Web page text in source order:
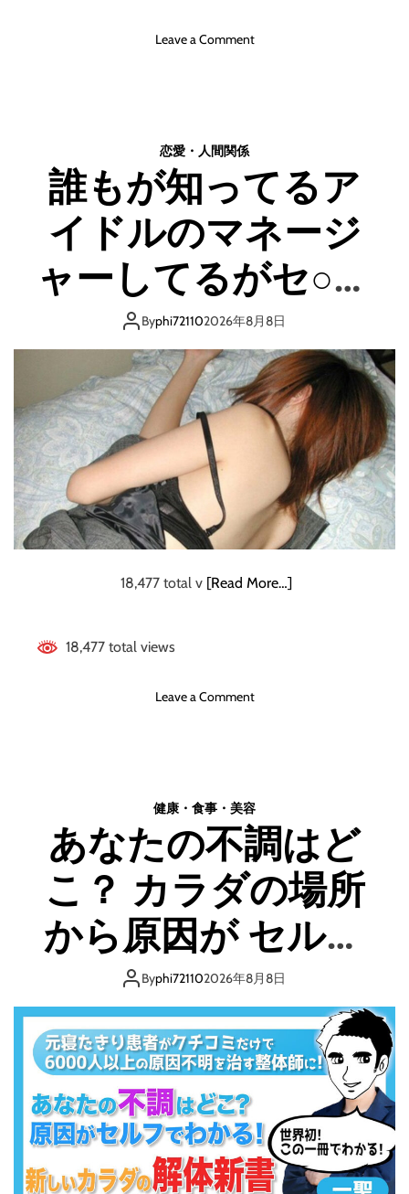
Leave a Commento
り
評
価
と
介
入
恋愛・人間関係
誰もが知ってるア
イドルのマネージ
ャーしてるがセ○ク
ス相手になってる
Byphi721102026年8月8日
18,477 total v [Read More…]
18,477 total views
Leave a Commento
っ
て
る
ア
イ
ド
ル
の
マ
ー
ジ
ャ
ー
る
が
セ
健康・食事・美容
あなたの不調はど
こ？ カラダの場所
から原因が セルフ
でわかる！ 新しい
カラダの解体新
書！
Byphi721102026年8月8日